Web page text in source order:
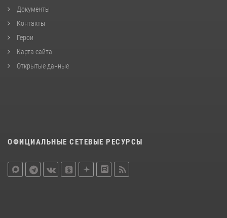
Документы
Контакты
Герои
Карта сайта
Открытые данные
ОФИЦИАЛЬНЫЕ СЕТЕВЫЕ РЕСУРСЫ